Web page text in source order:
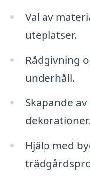
Val av
uteplatser.
Rådgivning
underhåll.
Skapande
dekorationer.
Hjälp med